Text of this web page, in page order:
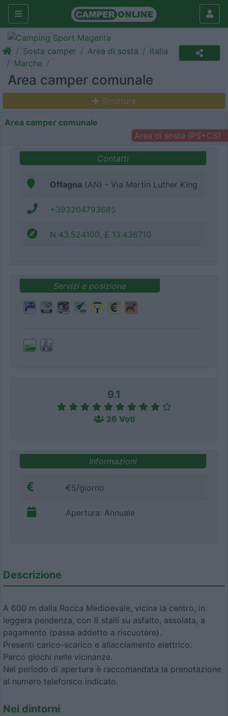
Sosta camper Area di sosta
Italia
Marche
Area camper comunale
Struttura
Area camper comunale
Area di sosta (PS+CS)
Contatti
Offagna (AN) - Via Martin Luther King
+393204793685
N 43.524100, E 13.436710
Servizi e posizione
9.1
26 Voti
Informazioni
€5/giorno
Apertura: Annuale
Descrizione
A 600 m dalla Rocca Medioevale, vicina la centro, in
leggera pendenza, con 8 stalli su asfalto, assolata, a
pagamento (passa addetto a riscuotere).
Presenti carico-scarico e allacciamento elettrico.
Parco giochi nelle vicinanze.
Nel periodo di apertura è raccomandata la prenotazione
al numero telefonico indicato.
Nei dintorni